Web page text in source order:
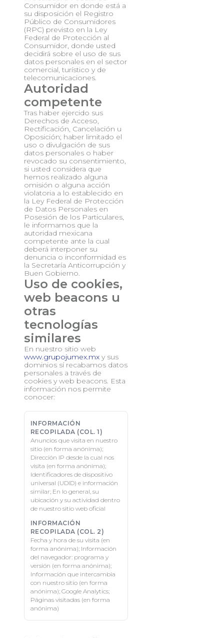
Consumidor en donde está a
su disposición el Registro
Público de Consumidores
(RPC) previsto en la Ley
Federal de Protección al
Consumidor, donde usted
decidirá sobre el uso de sus
datos personales en el sector
comercial, turístico y de
telecomunicaciones.
Autoridad
competente
Tras haber ejercido sus
Derechos de Acceso,
Rectificación, Cancelación u
Oposición; haber limitado el
uso o divulgación de sus
datos personales o haber
revocado su consentimiento,
si usted considera que
hemos realizado alguna
omisión o alguna acción
violatoria a lo establecido en
la Ley Federal de Protección
de Datos Personales en
Posesión de los Particulares,
le informamos que la
autoridad mexicana
competente ante la cual
deberá interponer su
denuncia o inconformidad es
la Secretaría Anticorrupción y
Buen Gobierno.
Uso de cookies,
web beacons u
otras
tecnologías
similares
En nuestro sitio web
www.grupojumex.mx y sus
dominios sí recabamos datos
personales a través de
cookies y web beacons. Esta
información nos permite
conocer:
Anuncios que visita en nuestro
sitio (en forma anónima);
Dirección IP desde la cual nos
visita (en forma anónima);
Identificadores de dispositivo
universal (UDID) e información
similar; En lo general, su
ubicación y su actividad dentro
de nuestro sitio web oficial
Fecha y hora de su visita (en
forma anónima); Información
del navegador: programa y
versión (en forma anónima);
Información que intercambia
con nuestro sitio (en forma
anónima); Google Analytics;
Páginas visitadas (en forma
anónima)